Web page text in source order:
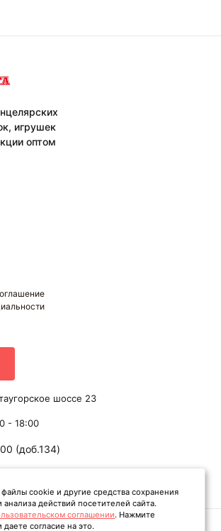
игрушек
оптом
шоссе 23
- 18:00
(доб.134)
cookie и другие средства сохранения
действий посетителей сайта.
соглашении. Нажмите
даете согласие на это.